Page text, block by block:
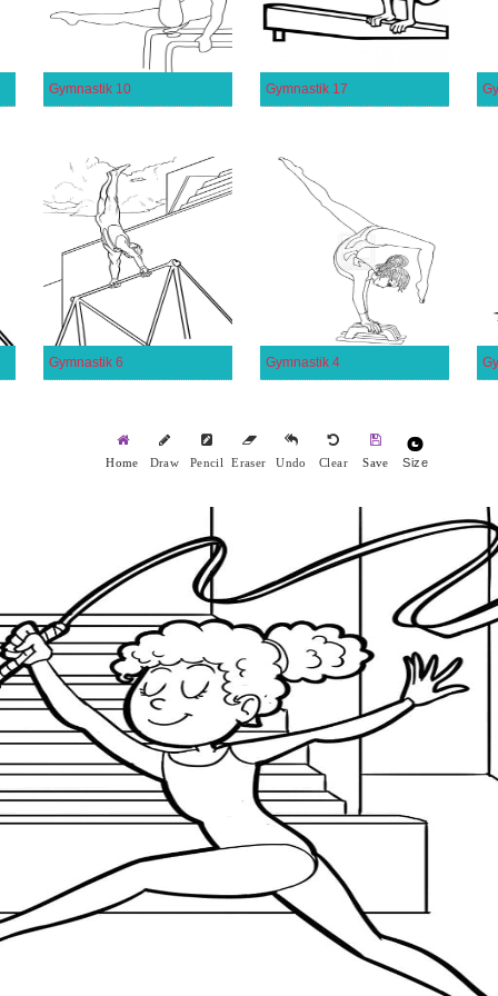
Gymnastik 10 Gymnastik 17
Gymnastik 6 Gymnastik 4
Home Draw Pencil Eraser Undo Clear Save Size